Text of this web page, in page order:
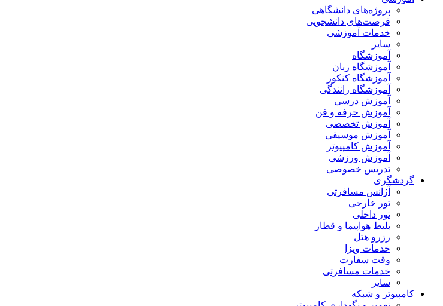
پروژه‌های دانشگاهی
فرصت‌های دانشجویی
خدمات آموزشی
سایر
آموزشگاه
آموزشگاه زبان
آموزشگاه کنکور
آموزشگاه رانندگی
آموزش درسی
آموزش حرفه و فن
آموزش تخصصی
آموزش موسیقی
آموزش کامپیوتر
آموزش ورزشی
تدریس خصوصی
گردشگری
آژانس مسافرتی
تور خارجی
تور داخلی
بلیط هواپیما و قطار
رزرو هتل
خدمات ویزا
وقت سفارت
خدمات مسافرتی
سایر
کامپیوتر و شبکه